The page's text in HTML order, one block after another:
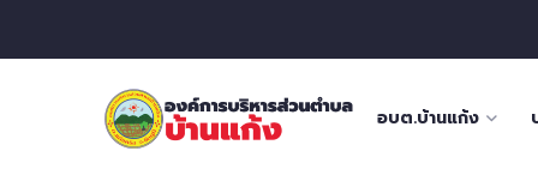
อบต.บ้านแก้ง